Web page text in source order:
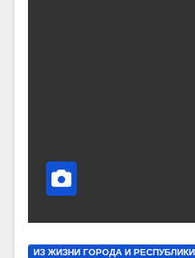
ИЗ ЖИЗНИ ГОРОДА И РЕСПУБЛИКИ